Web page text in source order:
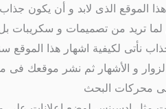
الموقع الذى لابد و أن يكون
لما تريد من تصميمات و
نأتى لكيفية اشهار هذا الموقع
و الأشهار ثم نشر موقعك فى
محركات البحث